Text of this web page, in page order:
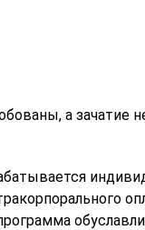
а зачатие